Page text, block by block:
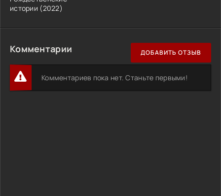
истории (2022)
Комментарии ДОБАВИТЬ ОТЗЫВ
Комментариев пока нет. Станьте первыми!